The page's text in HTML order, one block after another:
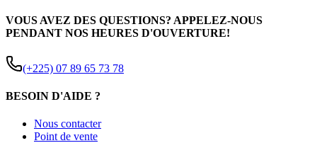
VOUS AVEZ DES QUESTIONS? APPELEZ-NOUS
PENDANT NOS HEURES D'OUVERTURE!
(+225) 07 89 65 73 78
BESOIN D'AIDE ?
Nous contacter
Point de vente